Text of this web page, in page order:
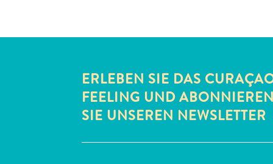
ERLEBEN SIE DAS
FEELING UND
SIE UNSEREN NEWSLETTER